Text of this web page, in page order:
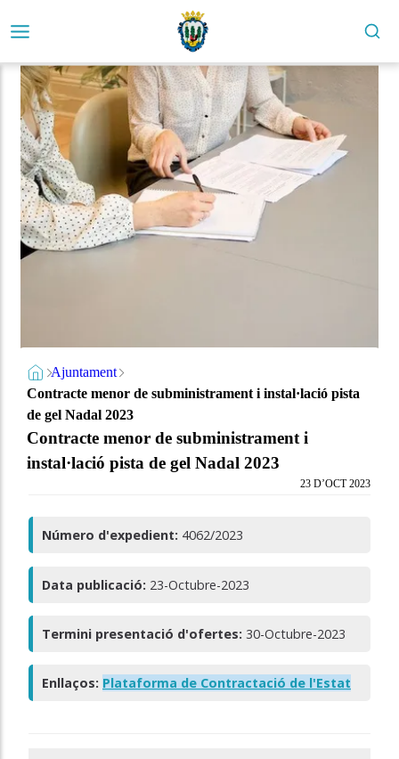
Ajuntament
Contracte menor de subministrament i instal·lació pista
de gel Nadal 2023
Contracte menor de subministrament i
instal·lació pista de gel Nadal 2023
23 D’OCT 2023
Número d'expedient: 4062/2023
Data publicació: 23-Octubre-2023
Termini presentació d'ofertes: 30-Octubre-2023
Enllaços: Plataforma de Contractació de l'Estat